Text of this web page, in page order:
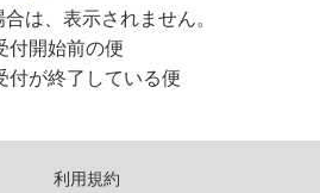
は、表示されません。
付開始前の便
付が終了している便
利用規約